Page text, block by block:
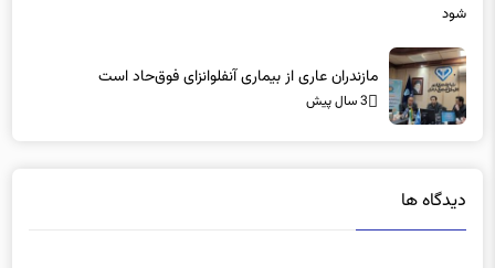
مازندران عاری از بیماری آنفلوانزای فوق‌حاد است
3 سال پیش
دیدگاه ها